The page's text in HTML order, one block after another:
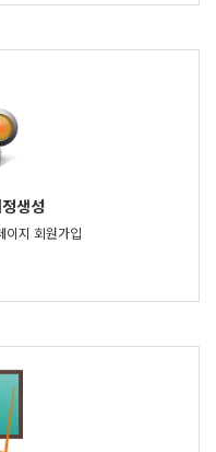
생성
이지 회원가입